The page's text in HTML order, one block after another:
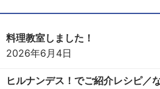
料理教室しました！
2026年6月4日
ヒルナンデス！でご紹介レシピ／